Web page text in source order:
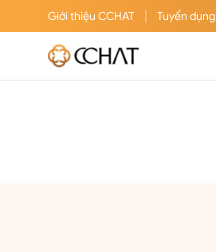
Giới thiệu CCHAT Tuyển dụng